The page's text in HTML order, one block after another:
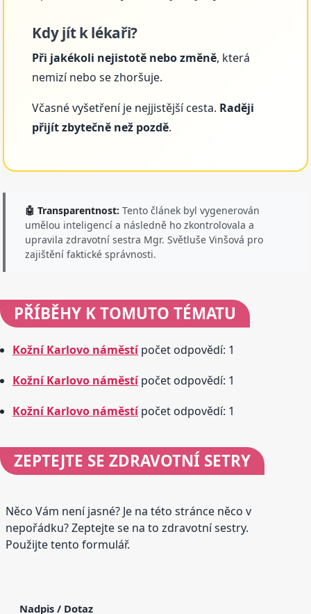
Kdy jít k lékaři?
Při jakékoli nejistotě nebo změně, která
nemizí nebo se zhoršuje.
Včasné vyšetření je nejjistější cesta. Raději
přijít zbytečně než pozdě.
🤖 Transparentnost: Tento článek byl vygenerován
umělou inteligencí a následně ho zkontrolovala a
upravila zdravotní sestra Mgr. Světluše Vinšová pro
zajištění faktické správnosti.
PŘÍBĚHY K TOMUTO TÉMATU
Kožní Karlovo náměstípočet odpovědí: 1
Kožní Karlovo náměstípočet odpovědí: 1
Kožní Karlovo náměstípočet odpovědí: 1
ZEPTEJTE SE ZDRAVOTNÍ SETRY
Něco Vám není jasné? Je na této stránce něco v
nepořádku? Zeptejte se na to zdravotní sestry.
Použijte tento formulář.
Nadpis / Dotaz